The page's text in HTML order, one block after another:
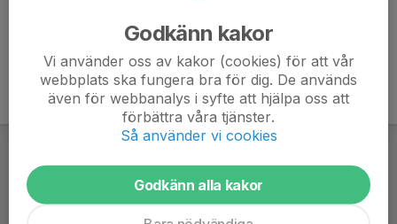
Godkänn kakor
Vi använder oss av kakor (cookies) för att vår
webbplats ska fungera bra för dig. De används
även för webbanalys i syfte att hjälpa oss att
förbättra våra tjänster.
Så använder vi cookies
Godkänn alla kakor